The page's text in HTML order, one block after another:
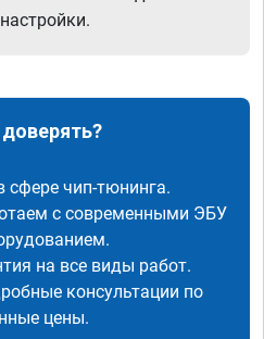
сфере чип-тюнинга.
с современными ЭБУ
на все виды работ.
консультации по
цены.